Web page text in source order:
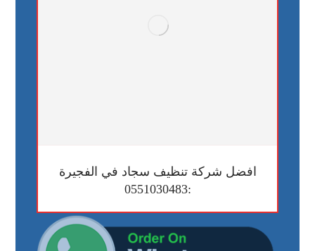
افضل شركة تنظيف سجاد في الفجيرة
:0551030483